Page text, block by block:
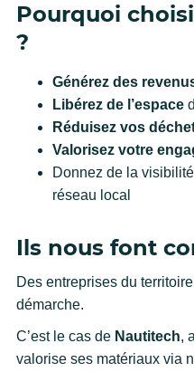
Pourquoi
?
Générez des
Libérez de l’espace
Réduisez vos
Valorisez votre
Donnez de la
réseau local
Ils nous font
Des entreprises du
démarche.
C’est le cas de Nautitech,
valorise ses matériaux via